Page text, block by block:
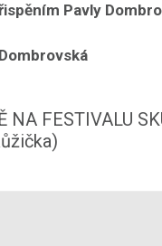
Pavly
FESTIVALU